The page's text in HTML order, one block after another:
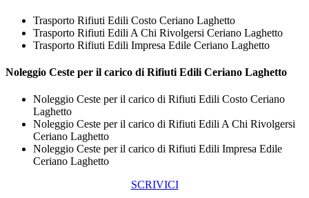
Trasporto Rifiuti Edili Costo Ceriano Laghetto
Trasporto Rifiuti Edili A Chi Rivolgersi Ceriano Laghetto
Trasporto Rifiuti Edili Impresa Edile Ceriano Laghetto
Noleggio Ceste per il carico di Rifiuti Edili Ceriano Laghetto
Noleggio Ceste per il carico di Rifiuti Edili Costo Ceriano
Laghetto
Noleggio Ceste per il carico di Rifiuti Edili A Chi Rivolgersi
Ceriano Laghetto
Noleggio Ceste per il carico di Rifiuti Edili Impresa Edile
Ceriano Laghetto
SCRIVICI